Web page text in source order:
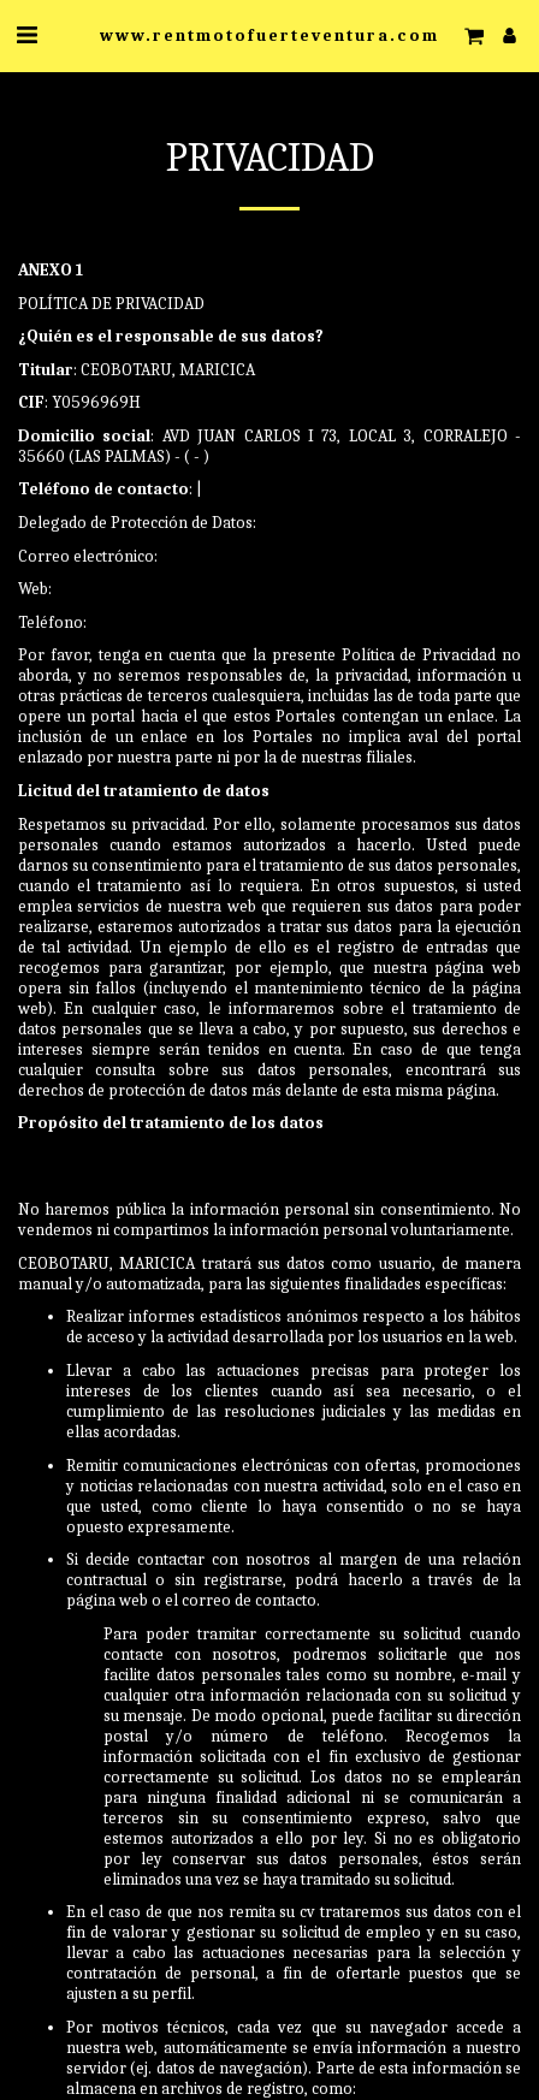
www.rentmotofuerteventura.com
PRIVACIDAD
ANEXO 1
POLÍTICA DE PRIVACIDAD
¿Quién es el responsable de sus datos?
Titular: CEOBOTARU, MARICICA
CIF: Y0596969H
Domicilio social: AVD JUAN CARLOS I 73, LOCAL 3, CORRALEJO -
35660 (LAS PALMAS) - ( - )
Teléfono de contacto: |
Delegado de Protección de Datos:
Correo electrónico:
Web:
Teléfono:
Por favor, tenga en cuenta que la presente Política de Privacidad no
aborda, y no seremos responsables de, la privacidad, información u
otras prácticas de terceros cualesquiera, incluidas las de toda parte que
opere un portal hacia el que estos Portales contengan un enlace. La
inclusión de un enlace en los Portales no implica aval del portal
enlazado por nuestra parte ni por la de nuestras filiales.
Licitud del tratamiento de datos
Respetamos su privacidad. Por ello, solamente procesamos sus datos
personales cuando estamos autorizados a hacerlo. Usted puede
darnos su consentimiento para el tratamiento de sus datos personales,
cuando el tratamiento así lo requiera. En otros supuestos, si usted
emplea servicios de nuestra web que requieren sus datos para poder
realizarse, estaremos autorizados a tratar sus datos para la ejecución
de tal actividad. Un ejemplo de ello es el registro de entradas que
recogemos para garantizar, por ejemplo, que nuestra página web
opera sin fallos (incluyendo el mantenimiento técnico de la página
web). En cualquier caso, le informaremos sobre el tratamiento de
datos personales que se lleva a cabo, y por supuesto, sus derechos e
intereses siempre serán tenidos en cuenta. En caso de que tenga
cualquier consulta sobre sus datos personales, encontrará sus
derechos de protección de datos más delante de esta misma página.
Propósito del tratamiento de los datos
No haremos pública la información personal sin consentimiento. No
vendemos ni compartimos la información personal voluntariamente.
CEOBOTARU, MARICICA tratará sus datos como usuario, de manera
manual y/o automatizada, para las siguientes finalidades específicas:
Realizar informes estadísticos anónimos respecto a los hábitos
de acceso y la actividad desarrollada por los usuarios en la web.
Llevar a cabo las actuaciones precisas para proteger los
intereses de los clientes cuando así sea necesario, o el
cumplimiento de las resoluciones judiciales y las medidas en
ellas acordadas.
Remitir comunicaciones electrónicas con ofertas, promociones
y noticias relacionadas con nuestra actividad, solo en el caso en
que usted, como cliente lo haya consentido o no se haya
opuesto expresamente.
Si decide contactar con nosotros al margen de una relación
contractual o sin registrarse, podrá hacerlo a través de la
página web o el correo de contacto.
Para poder tramitar correctamente su solicitud cuando
contacte con nosotros, podremos solicitarle que nos
facilite datos personales tales como su nombre, e-mail y
cualquier otra información relacionada con su solicitud y
su mensaje. De modo opcional, puede facilitar su dirección
postal y/o número de teléfono. Recogemos la
información solicitada con el fin exclusivo de gestionar
correctamente su solicitud. Los datos no se emplearán
para ninguna finalidad adicional ni se comunicarán a
terceros sin su consentimiento expreso, salvo que
estemos autorizados a ello por ley. Si no es obligatorio
por ley conservar sus datos personales, éstos serán
eliminados una vez se haya tramitado su solicitud.
En el caso de que nos remita su cv trataremos sus datos con el
fin de valorar y gestionar su solicitud de empleo y en su caso,
llevar a cabo las actuaciones necesarias para la selección y
contratación de personal, a fin de ofertarle puestos que se
ajusten a su perfil.
Por motivos técnicos, cada vez que su navegador accede a
nuestra web, automáticamente se envía información a nuestro
servidor (ej. datos de navegación). Parte de esta información se
almacena en archivos de registro, como: